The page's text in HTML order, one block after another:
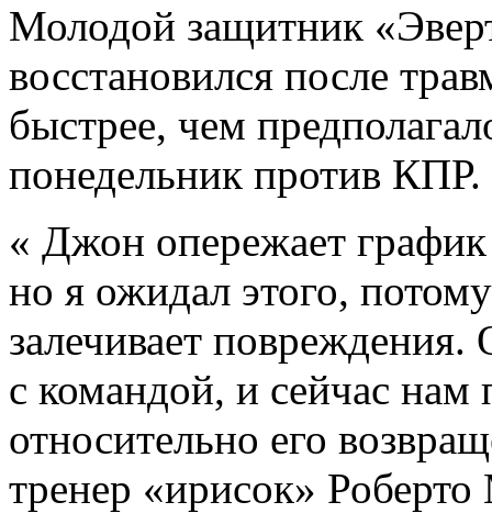
Молодой защитник
восстановился после
быстрее, чем
понедельник против КПР.
« Джон опережает график
но я ожидал этого,
залечивает
с командой, и сейчас
относительно его
тренер «ирисок»